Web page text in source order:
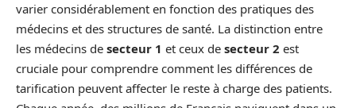
varier considérablement en fonction des pratiques des
médecins et des structures de santé. La distinction entre
les médecins de secteur 1 et ceux de secteur 2 est
cruciale pour comprendre comment les différences de
tarification peuvent affecter le reste à charge des patients.